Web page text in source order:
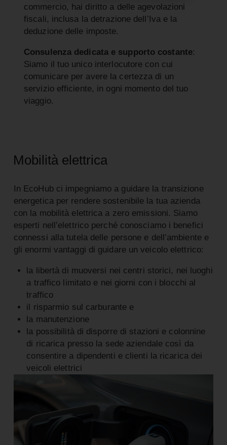
commercio, hai diritto a delle agevolazioni
fiscali, inclusa la detrazione dell’Iva e la
deduzione delle imposte.
Consulenza dedicata e supporto costante:
Siamo il tuo unico interlocutore con cui
comunicare per avere la certezza di un
servizio efficiente, in ogni momento del tuo
viaggio.
Mobilità elettrica
In EcoHub ci impegniamo a guidare la transizione
energetica per rendere sostenibile la tua azienda
con la mobilità elettrica a zero emissioni. Siamo
esperti nell’elettrico perché conosciamo i benefici
connessi alla tutela delle persone e dell’ambiente e
gli enormi vantaggi di guidare un veicolo elettrico:
la libertà di muoversi nei centri storici, nei luoghi
a traffico limitato e nei giorni con i blocchi al
traffico
il risparmio sul carburante e
la manutenzione
la possibilità di disporre di stazioni e colonnine
di ricarica presso la sede aziendale così da
consentire a dipendenti e clienti la ricarica dei
veicoli elettrici